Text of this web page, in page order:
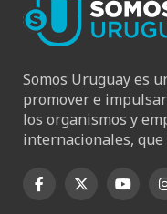
Somos Uruguay es
promover e
los organismos y
internacionales,